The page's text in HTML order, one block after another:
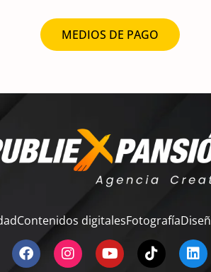
MEDIOS DE PAGO
Contenidos digitalesFotografía